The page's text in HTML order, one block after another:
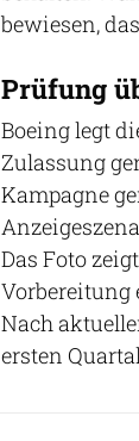
bewiesen,
Prüfung
Boeing legt
Zulassung
Kampagne
Das Foto
Vorbereitung
Nach
ersten